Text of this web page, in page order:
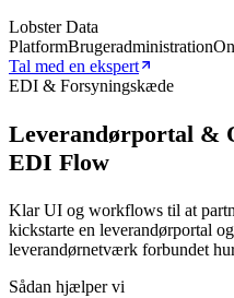
Lobster Data
PlatformBrugeradministration
Tal med en ekspert
EDI & Forsyningskæde
Leverandørportal &
EDI Flow
Klar UI og workflows til at
kickstarte en leverandørportal
leverandørnetværk forbundet
Sådan hjælper vi